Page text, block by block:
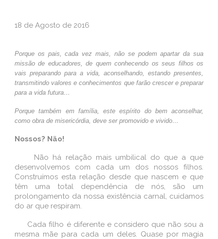
18 de Agosto de 2016
Porque os pais, cada vez mais, não se podem apartar da sua
missão de educadores, de quem conhecendo os seus filhos os
vais preparando para a vida, aconselhando, estando presentes,
transmitindo valores e conhecimentos que farão crescer e preparar
para a vida futura…
Porque também em família, este espírito do bem aconselhar,
como obra de misericórdia, deve ser promovido e vivido…
Nossos? Não!
Não há relação mais umbilical do que a que
desenvolvemos com cada um dos nossos filhos.
Construímos esta relação desde que nascem e que
têm uma total dependência de nós, são um
prolongamento da nossa existência carnal, cuidamos
do ar que respiram.
Cada filho é diferente e considero que não sou a
mesma mãe para cada um deles. Quase por magia